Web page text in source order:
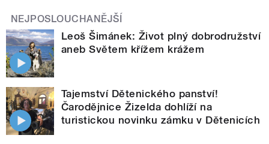
NEJPOSLOUCHANĚJŠÍ
Leoš Šimánek: Život plný dobrodružství
aneb Světem křížem krážem
Tajemství Dětenického panství!
Čarodějnice Žizelda dohlíží na
turistickou novinku zámku v Dětenicích